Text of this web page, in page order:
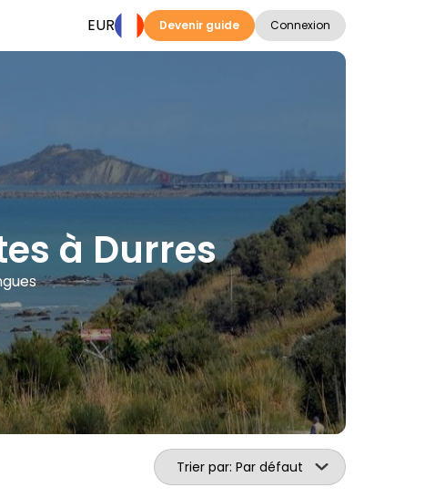
EUR Devenir guide Connexion
à Durres
Trier par: Par défaut